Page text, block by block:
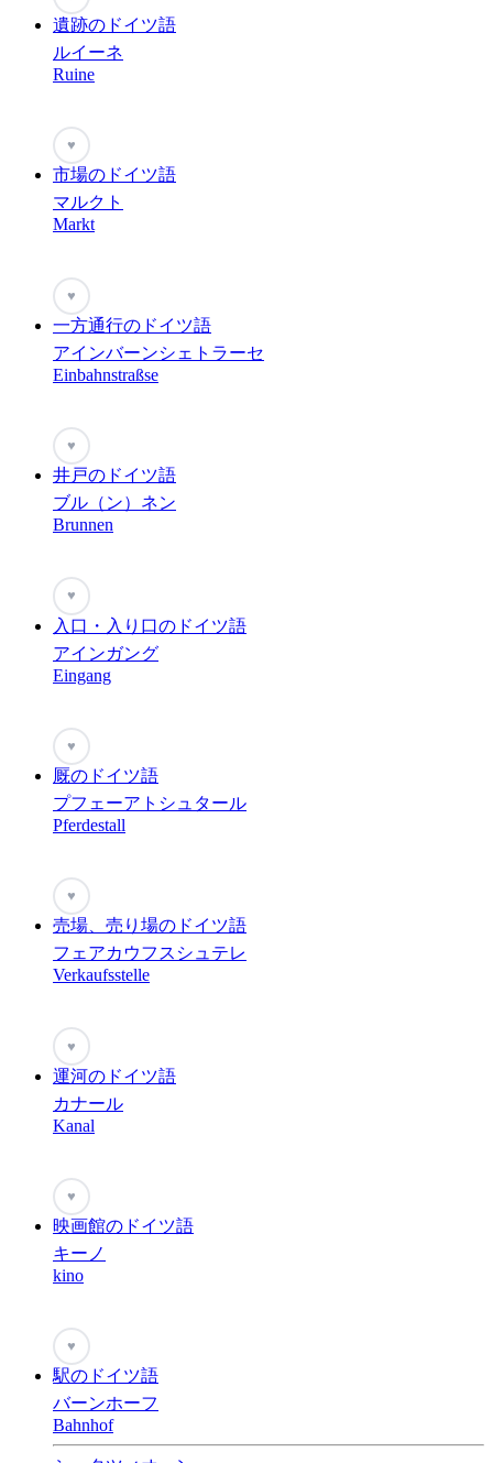
遺跡のドイツ語
ルイーネ
Ruine
♥
市場のドイツ語
マルクト
Markt
♥
一方通行のドイツ語
アインバーンシェトラーセ
Einbahnstraßse
♥
井戸のドイツ語
ブル（ン）ネン
Brunnen
♥
入口・入り口のドイツ語
アインガング
Eingang
♥
厩のドイツ語
プフェーアトシュタール
Pferdestall
♥
売場、売り場のドイツ語
フェアカウフスシュテレ
Verkaufsstelle
♥
運河のドイツ語
カナール
Kanal
♥
映画館のドイツ語
キーノ
kino
♥
駅のドイツ語
バーンホーフ
Bahnhof